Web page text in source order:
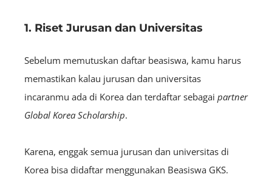
1. Riset Jurusan dan Universitas
Sebelum memutuskan daftar beasiswa, kamu harus
memastikan kalau jurusan dan universitas
incaranmu ada di Korea dan terdaftar sebagai partner
Global Korea Scholarship.
Karena, enggak semua jurusan dan universitas di
Korea bisa didaftar menggunakan Beasiswa GKS.